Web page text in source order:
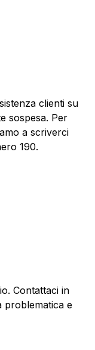
clienti su
sospesa. Per
a scriverci
190.
Contattaci in
problematica e